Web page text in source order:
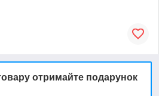
отримайте подарунок